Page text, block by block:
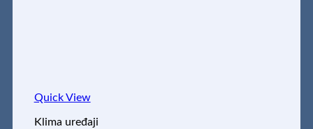
Quick View
Klima uređaji